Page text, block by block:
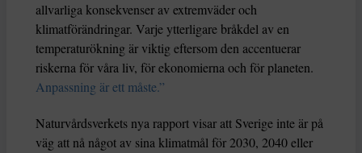
allvarliga konsekvenser av extremväder och
klimatförändringar. Varje ytterligare bråkdel av en
temperaturökning är viktig eftersom den accentuerar
riskerna för våra liv, för ekonomierna och för planeten.
Anpassning är ett måste.”
Naturvårdsverkets nya rapport visar att Sverige inte är på
väg att nå något av sina klimatmål för 2030, 2040 eller